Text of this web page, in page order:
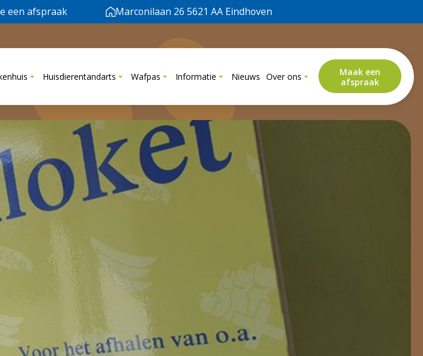
een afspraak Marconilaan 26 5621 AA Eindhoven
Huisdierentandarts Wafpas Informatie Nieuws Over ons
Maak een
afspraak